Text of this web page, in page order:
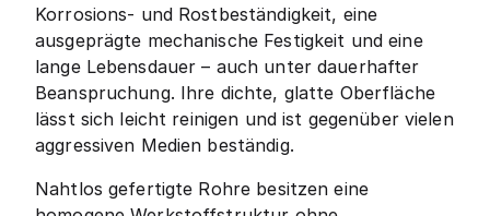
Korrosions- und Rostbeständigkeit, eine
ausgeprägte mechanische Festigkeit und eine
lange Lebensdauer – auch unter dauerhafter
Beanspruchung. Ihre dichte, glatte Oberfläche
lässt sich leicht reinigen und ist gegenüber vielen
aggressiven Medien beständig.
Nahtlos gefertigte Rohre besitzen eine